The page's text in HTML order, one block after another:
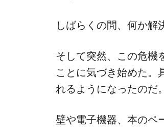
しばらくの間、何か解
そして突然、この危機
ことに気づき始めた。
れるようになったのだ。
壁や電子機器、本のペ